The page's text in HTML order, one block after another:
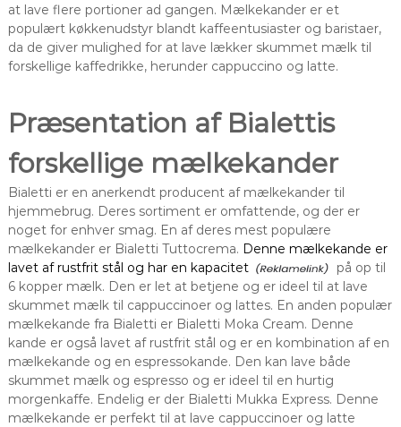
at lave flere portioner ad gangen. Mælkekander er et
populært køkkenudstyr blandt kaffeentusiaster og baristaer,
da de giver mulighed for at lave lækker skummet mælk til
forskellige kaffedrikke, herunder cappuccino og latte.
Præsentation af Bialettis
forskellige mælkekander
Bialetti er en anerkendt producent af mælkekander til
hjemmebrug. Deres sortiment er omfattende, og der er
noget for enhver smag. En af deres mest populære
mælkekander er Bialetti Tuttocrema. Denne mælkekande er
lavet af rustfrit stål og har en kapacitet
på op til
6 kopper mælk. Den er let at betjene og er ideel til at lave
skummet mælk til cappuccinoer og lattes. En anden populær
mælkekande fra Bialetti er Bialetti Moka Cream. Denne
kande er også lavet af rustfrit stål og er en kombination af en
mælkekande og en espressokande. Den kan lave både
skummet mælk og espresso og er ideel til en hurtig
morgenkaffe. Endelig er der Bialetti Mukka Express. Denne
mælkekande er perfekt til at lave cappuccinoer og latte